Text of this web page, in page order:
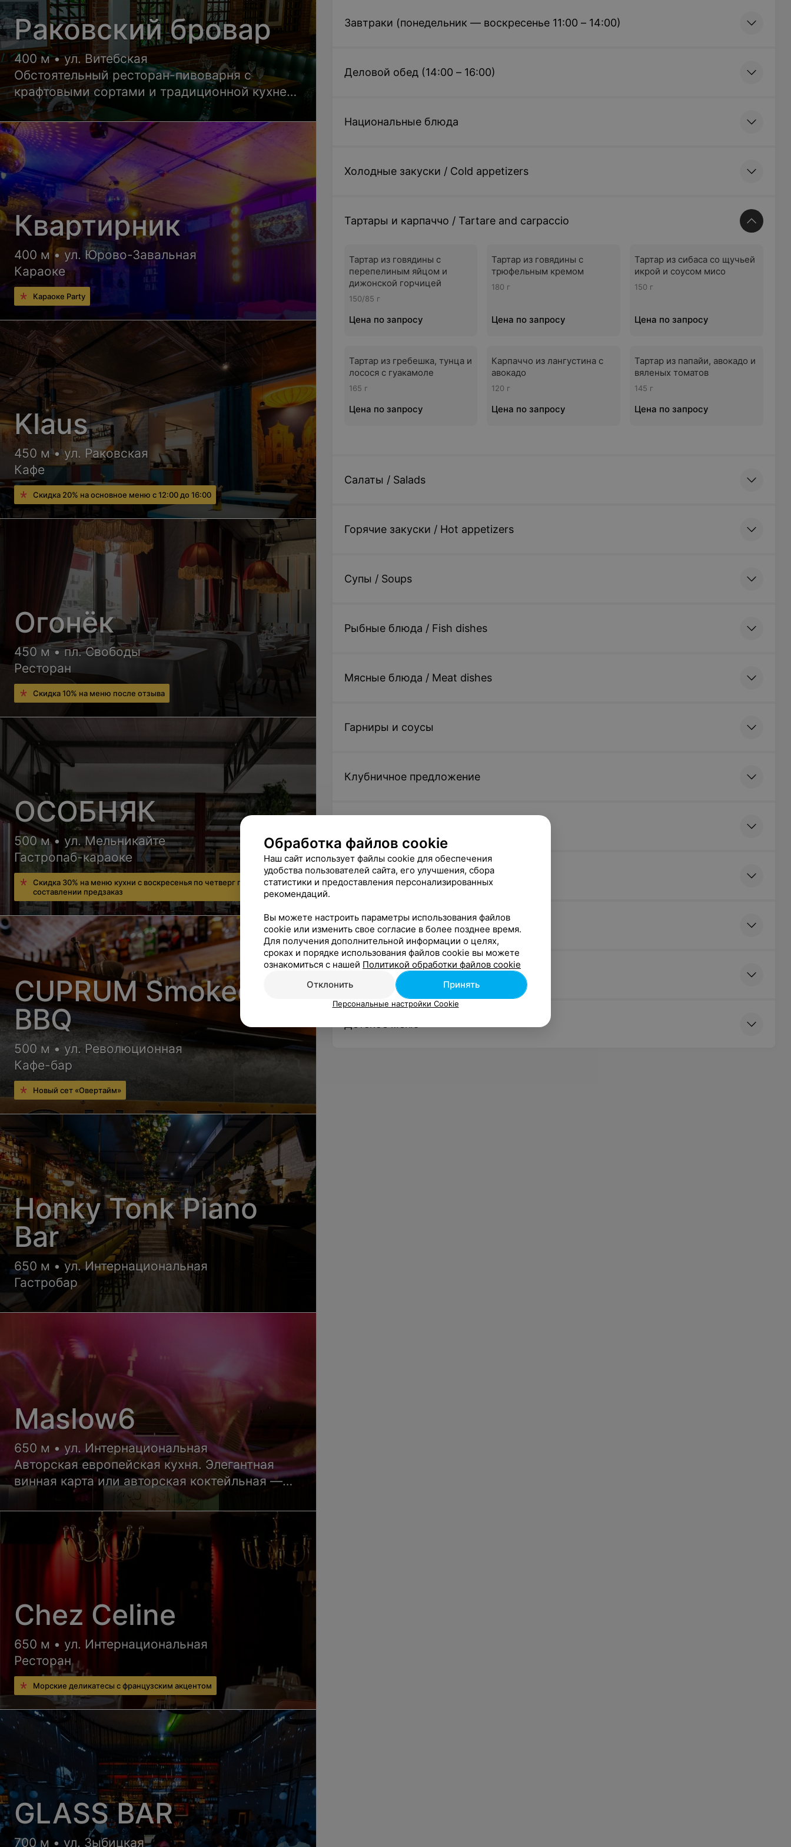
Завтраки (понедельник — воскресенье 11:00 – 14:00)
Деловой обед (14:00 – 16:00)
Национальные блюда
Холодные закуски / Cold appetizers
Тартары и карпаччо / Tartare and carpaccio
Тартар из говядины с
перепелиным яйцом и
дижонской горчицей
150/85 г
Цена по запросу
Тартар из говядины с
трюфельным кремом
180 г
Цена по запросу
Тартар из сибаса со щучьей
икрой и соусом мисо
150 г
Цена по запросу
Тартар из гребешка, тунца и
лосося с гуакамоле
165 г
Цена по запросу
Карпаччо из лангустина с
авокадо
120 г
Цена по запросу
Тартар из папайи, авокадо и
вяленых томатов
145 г
Цена по запросу
Салаты / Salads
Горячие закуски / Hot appetizers
Супы / Soups
Рыбные блюда / Fish dishes
Мясные блюда / Meat dishes
Гарниры и соусы
Клубничное предложение
Десерты / Desserts
Свежевыжатые соки / Fresh juice
Раковский бровар
400 м • ул. Витебская
Обстоятельный ресторан-пивоварня с
крафтовыми сортами и традиционной кухней
в Раковском предместье
Квартирник
400 м • ул. Юрово-Завальная
Караоке
Караоке Party
Klaus
450 м • ул. Раковская
Кафе
Скидка 20% на основное меню с 12:00 до 16:00
Огонёк
450 м • пл. Свободы
Ресторан
Скидка 10% на меню после отзыва
ОСОБНЯК
500 м • ул. Мельникайте
Гастропаб-караоке
Скидка 30% на меню кухни с воскресенья по четверг при
составлении предзаказ
CUPRUM Smoked
BBQ
500 м • ул. Революционная
Кафе-бар
Новый сет «Овертайм»
Honky Tonk Piano
Bar
650 м • ул. Интернациональная
Гастробар
Maslow6
650 м • ул. Интернациональная
Авторская европейская кухня. Элегантная
винная карта или авторская коктейльная —
решать вам, мы лишь деликатно
аккомпанируем
Chez Celine
650 м • ул. Интернациональная
Ресторан
Морские деликатесы с французским акцентом
GLASS BAR
700 м • ул. Зыбицкая
Обработка файлов cookie
Наш сайт использует файлы cookie для обеспечения
удобства пользователей сайта, его улучшения, сбора
статистики и предоставления персонализированных
рекомендаций.
Вы можете настроить параметры использования файлов
cookie или изменить свое согласие в более позднее время.
Для получения дополнительной информации о целях,
сроках и порядке использования файлов cookie вы можете
ознакомиться с нашей Политикой обработки файлов cookie
Отклонить
Принять
Персональные настройки Cookie